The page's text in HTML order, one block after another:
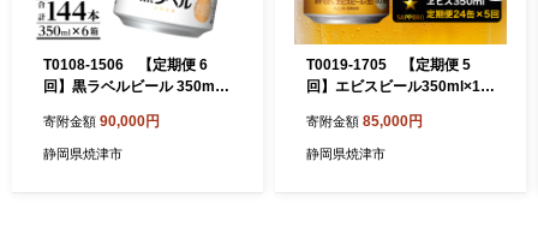
T0108-1506 【定期便 6
回】黒ラベルビール 350ml×
寄附金額 90,000円
静岡県焼津市
T0019-1705 【定期便 5
回】エビスビール350ml×1箱
寄附金額 85,000円
静岡県焼津市